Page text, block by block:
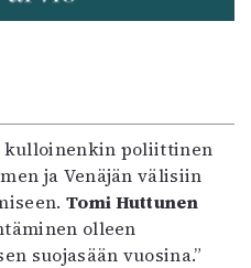
kulloinenkin poliittinen
ja Venäjän välisiin
Tomi Huttunen
olleen
suojasään vuosina.”